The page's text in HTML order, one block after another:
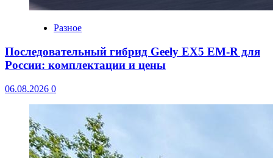
Разное
Последовательный гибрид Geely EX5 EM-R для
России: комплектации и цены
06.08.2026 0